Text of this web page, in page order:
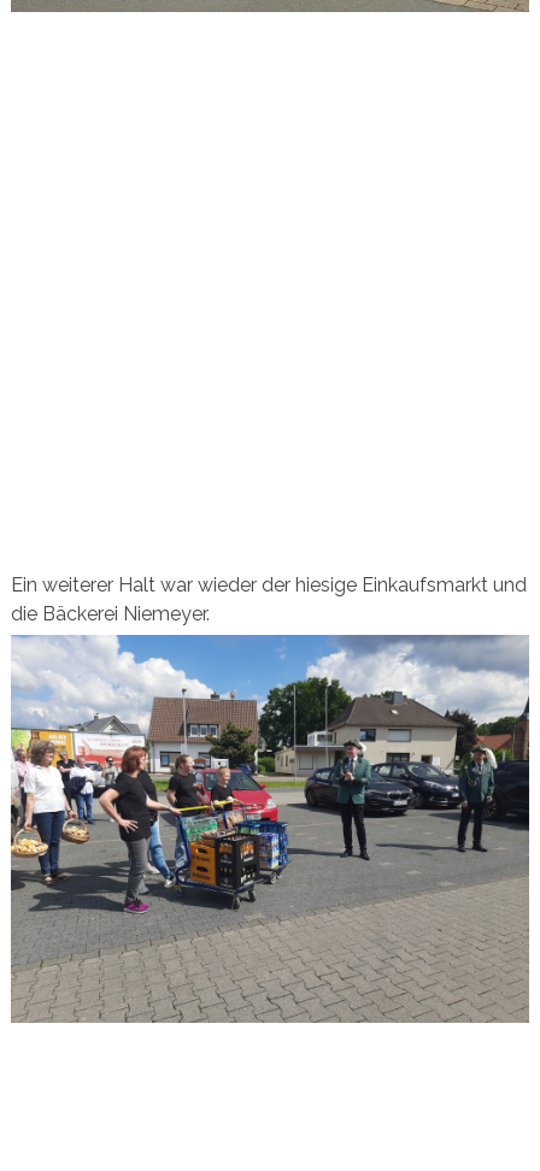
Ein weiterer Halt war wieder der hiesige Einkaufsmarkt und
die Bäckerei Niemeyer.